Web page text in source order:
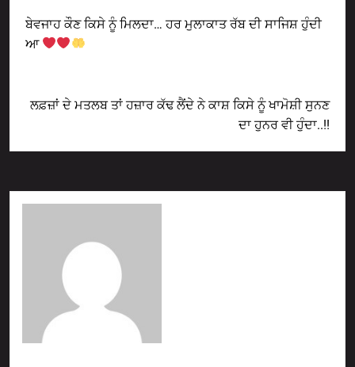
ਬੇਵਜਾਹ ਕੌਣ ਕਿਸੇ ਨੂੰ ਮਿਲਦਾ… ਹਰ ਮੁਲਾਕਾਤ ਰੱਬ ਦੀ ਸਾਜਿਸ਼ ਹੁੰਦੀ
ਆ
ਲਫ਼ਜ਼ਾਂ ਦੇ ਮਤਲਬ ਤਾਂ ਹਜ਼ਾਰ ਕੱਢ ਲੈਂਦੇ ਨੇ ਕਾਸ਼ ਕਿਸੇ ਨੂੰ ਖਾਮੋਸ਼ੀ ਸੁਨਣ
ਦਾ ਹੁਨਰ ਵੀ ਹੁੰਦਾ..!!